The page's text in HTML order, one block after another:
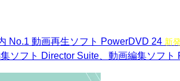
No.1 動画再生ソフト PowerDVD 24 新
ソフト Director Suite、動画編集ソフ